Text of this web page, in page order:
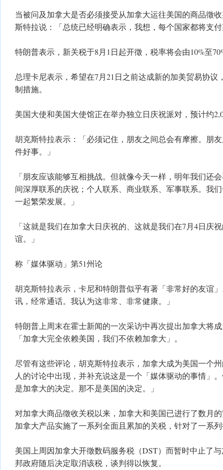
当被问及加拿大是否必须接受从加拿大运往美国的商品徵
斯特拉说：「总统已经明确表示，我想，每个国家都将支
特朗普表示，新关税于8月1日起开徵，税率将会由10%至
总理卡尼表示，希望在7月21日之前达成新的加美贸易协议
制措施。
美国大使和美国大使馆正在举办独立日庆祝派对，预计约
胡克斯特拉表示：「必须记住，朋友之间总会有摩擦。朋
件好事。」
「朋友应该能够互相挑战。但就像今天一样，明年我们还
间深厚联系的庆祝；个人联系、商业联系、军事联系。我
一起繁荣发展。」
「这就是我们在加拿大日庆祝的、这就是我们在7月4日庆
谊。」
称「媒体驱动」第51州论
胡克斯特拉表示，卡尼和特朗普似乎有著「非常好的友谊
讯，经常通话。我认为这非常、非常健康。」
特朗普上周末在霍士新闻的一次采访中再次提出加拿大将
「加拿大完全依赖美国，我们不依赖加拿大」。
尽管有这些评论，胡克斯特拉表示，加拿大成为美国一个
人的讨论中出现，并补充说这是一个「媒体驱动的事情」
是加拿大的决定。那不是美国的决定。」
对加拿大商品徵收关税以来，加拿大和美国已进行了数月
加拿大产品实施了一系列全面且累加的关税，针对了一系
美国上周因加拿大开徵数码服务税（DST）而暂时中止了
邦政府随后决定取消该税，谈判得以恢复。